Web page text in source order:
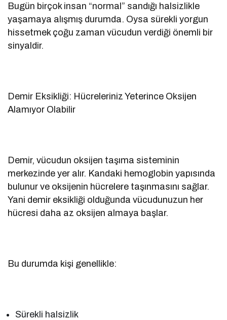
Bugün birçok insan “normal” sandığı halsizlikle
yaşamaya alışmış durumda. Oysa sürekli yorgun
hissetmek çoğu zaman vücudun verdiği önemli bir
sinyaldir.
Demir Eksikliği: Hücreleriniz Yeterince Oksijen
Alamıyor Olabilir
Demir, vücudun oksijen taşıma sisteminin
merkezinde yer alır. Kandaki hemoglobin yapısında
bulunur ve oksijenin hücrelere taşınmasını sağlar.
Yani demir eksikliği olduğunda vücudunuzun her
hücresi daha az oksijen almaya başlar.
Bu durumda kişi genellikle:
Sürekli halsizlik